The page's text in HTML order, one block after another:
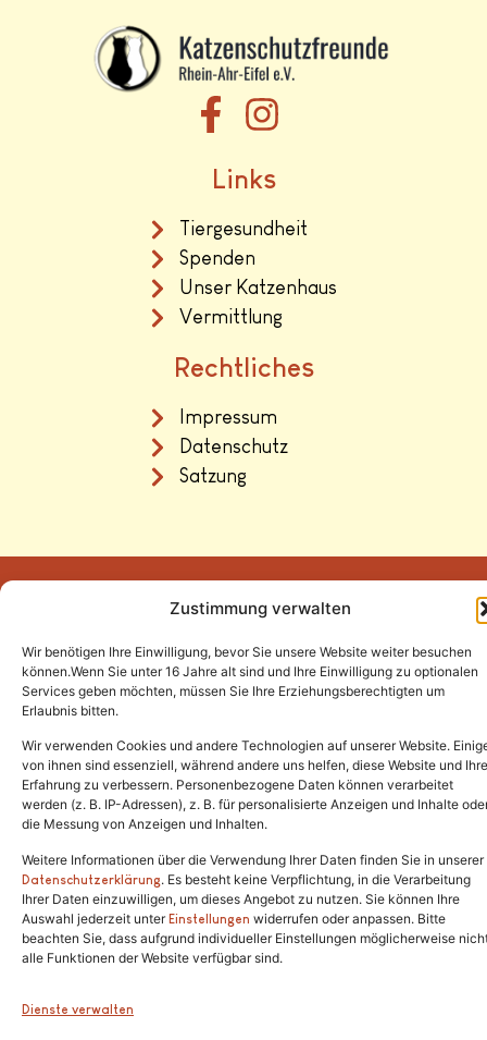
Zustimmung verwalten
Wir benötigen Ihre Einwilligung, bevor Sie unsere Website weiter besuchen
können.Wenn Sie unter 16 Jahre alt sind und Ihre Einwilligung zu optionalen
Services geben möchten, müssen Sie Ihre Erziehungsberechtigten um
Erlaubnis bitten.
Wir verwenden Cookies und andere Technologien auf unserer Website.
von ihnen sind essenziell, während andere uns helfen, diese Website und Ihre
Erfahrung zu verbessern. Personenbezogene Daten können verarbeitet
werden (z. B. IP-Adressen), z. B. für personalisierte Anzeigen und Inhalte
die Messung von Anzeigen und Inhalten.
Weitere Informationen über die Verwendung Ihrer Daten finden Sie in unserer
Datenschutzerklärung. Es besteht keine Verpflichtung, in die Verarbeitung
Ihrer Daten einzuwilligen, um dieses Angebot zu nutzen. Sie können Ihre
Auswahl jederzeit unterEinstellungen widerrufen oder anpassen. Bitte
beachten Sie, dass aufgrund individueller Einstellungen möglicherweise
alle Funktionen der Website verfügbar sind.
Dienste verwalten
Links
Tiergesundheit
Spenden
Unser Katzenhaus
Vermittlung
Rechtliches
Impressum
Datenschutz
Satzung
Copyright © 2024. Alle Rechte vorbehalten.
Tel.:(02646) 915928
info@katzenschutzfreunde.de
Im Brandenfeld 22
53426 Schalkenbach